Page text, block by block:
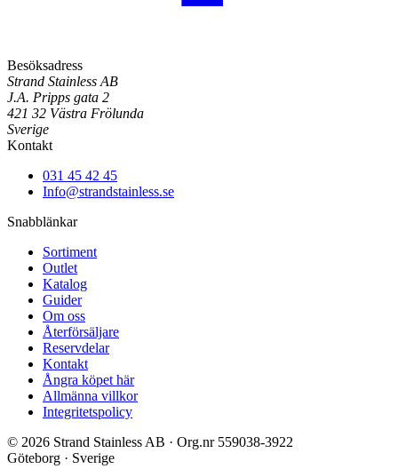
Besöksadress
Strand Stainless AB
J.A. Pripps gata 2
421 32 Västra Frölunda
Sverige
Kontakt
031 45 42 45
Info@strandstainless.se
Snabblänkar
Sortiment
Outlet
Katalog
Guider
Om oss
Återförsäljare
Reservdelar
Kontakt
Ångra köpet här
Allmänna villkor
Integritetspolicy
© 2026 Strand Stainless AB · Org.nr 559038-3922
Göteborg · Sverige